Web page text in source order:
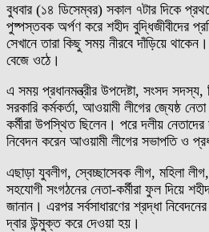
বুধবার (১৪ ডিসেম্বর) সকাল ৭টার দিকে
পুষ্পস্তবক অর্পণ করে শহীদ বুদ্ধিজীবীদের
সেখানে তারা কিছু সময় নীরবে দাঁড়িয়ে
বেজে ওঠে।
এ সময় প্রধানমন্ত্রীর উপদেষ্টা, সংসদ সদস্য,
সরকারি কর্মকর্তা, আওয়ামী লীগের জ্যেষ্ঠ
কর্মীরা উপস্থিত ছিলেন। পরে দলীয় নেতাদের
নিবেদন করেন আওয়ামী লীগের সভাপতি ও
এছাড়া যুবলীগ, স্বেচ্ছাসেবক লীগ, মহিলা
সহযোগী সংগঠনের নেতা-কর্মীরা ফুল দিয়ে
জানান। এরপর সর্বসাধারণের শ্রদ্ধা
দ্বার উন্মুক্ত করে দেওয়া হয়।